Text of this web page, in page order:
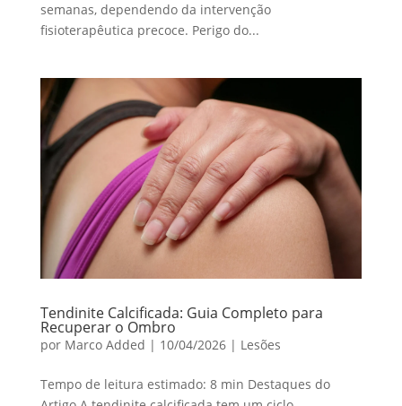
semanas, dependendo da intervenção
fisioterapêutica precoce. Perigo do...
Tendinite Calcificada: Guia Completo para
Recuperar o Ombro
por Marco Added | 10/04/2026| Lesões
Tempo de leitura estimado: 8 min Destaques do